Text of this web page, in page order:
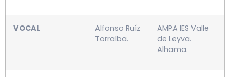
VOCAL
Alfonso Ruíz
Torralba.
AMPA IES Valle
de Leyva.
Alhama.